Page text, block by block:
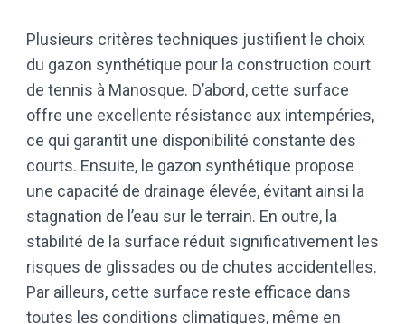
Plusieurs critères techniques justifient le choix
du gazon synthétique pour la construction court
de tennis à Manosque. D’abord, cette surface
offre une excellente résistance aux intempéries,
ce qui garantit une disponibilité constante des
courts. Ensuite, le gazon synthétique propose
une capacité de drainage élevée, évitant ainsi la
stagnation de l’eau sur le terrain. En outre, la
stabilité de la surface réduit significativement les
risques de glissades ou de chutes accidentelles.
Par ailleurs, cette surface reste efficace dans
toutes les conditions climatiques, même en